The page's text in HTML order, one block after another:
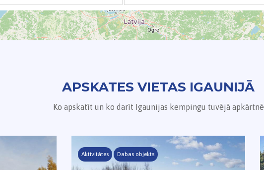
APSKATES VIETAS IGAUNIJĀ
Ko apskatīt un ko darīt Igaunijas kempingu tuvējā apkārtnē
Aktivitātes Dabas objekts